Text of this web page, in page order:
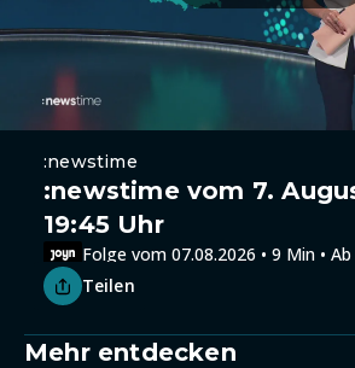
:newstime
:newstime vom 7.
19:45 Uhr
Folge vom 07.08.2026 • 9 Min •
Teilen
Mehr entdecken